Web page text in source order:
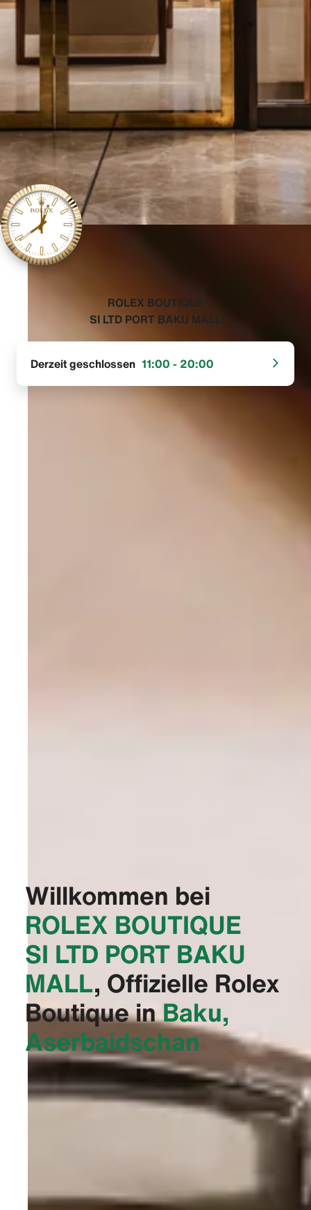
‭ROLEX BOUTIQUE
SI LTD PORT BAKU MALL‬
Derzeit geschlossen 11:00 - 20:00
Willkommen bei
‭ROLEX BOUTIQUE
SI LTD PORT BAKU
MALL‬, Offizielle Rolex
Boutique inBaku,
Aserbaidschan